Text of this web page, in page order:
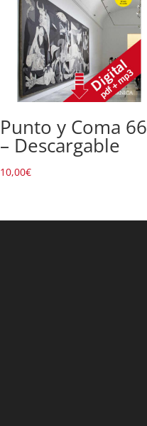
Punto y Coma 66
– Descargable
10,00€